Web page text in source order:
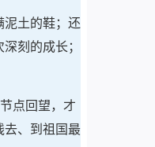
泥土的鞋；还
刻的成长；
点回望，才
去、到祖国最